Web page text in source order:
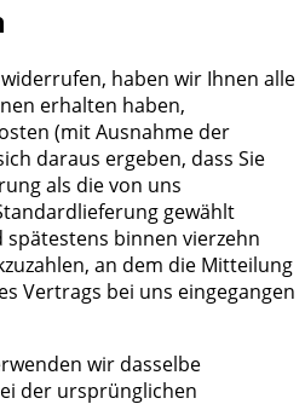
haben wir Ihnen alle
erhalten haben,
(mit Ausnahme der
daraus ergeben, dass Sie
als die von uns
gewählt
binnen vierzehn
an dem die Mitteilung
Vertrags bei uns eingegangen
wir dasselbe
der ursprünglichen